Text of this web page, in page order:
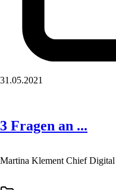
31.05.2021
3 Fragen an ...
Martina Klement Chief